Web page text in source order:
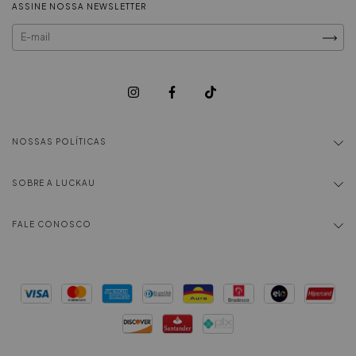
ASSINE NOSSA NEWSLETTER
NOSSAS POLÍTICAS
SOBRE A LUCKAU
FALE CONOSCO